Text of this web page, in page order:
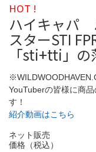
HOT !
ハイキャパ
スターSTI
「sti+tti」
YouTuberの皆様に商
す！
紹介動画はこちら
ネット販売
価格（税込）